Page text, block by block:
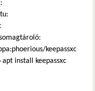
keepassxc
install keepassxc